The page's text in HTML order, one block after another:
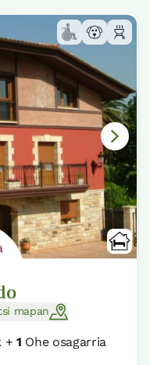
mapan
+ 1 Ohe osagarria